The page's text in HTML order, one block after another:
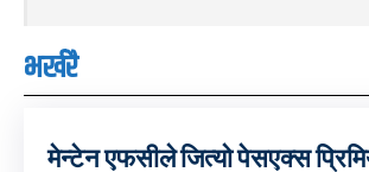
भर्खरै
मेन्टेन एफसीले जित्यो पेसएक्स